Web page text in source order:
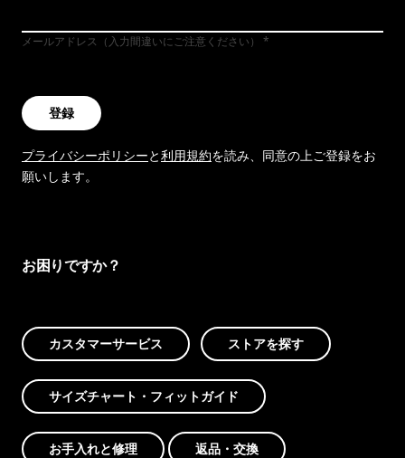
メールアドレス（入力間違いにご注意ください）
登録
プライバシーポリシーと利用規約を読み、同意の上ご登録をお
願いします。
お困りですか？
カスタマーサービス ストアを探す
サイズチャート・フィットガイド
お手入れと修理 返品・交換